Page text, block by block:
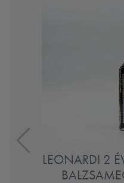
LEONARDI 2